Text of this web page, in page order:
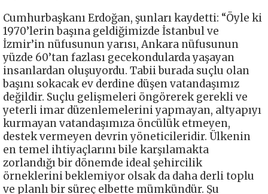
Cumhurbaşkanı Erdoğan, şunları kaydetti: “Öyle ki
1970’lerin başına geldiğimizde İstanbul ve
İzmir’in nüfusunun yarısı, Ankara nüfusunun
yüzde 60’tan fazlası gecekondularda yaşayan
insanlardan oluşuyordu. Tabii burada suçlu olan
başını sokacak ev derdine düşen vatandaşımız
değildir. Suçlu gelişmeleri öngörerek gerekli ve
yeterli imar düzenlemelerini yapmayan, altyapıyı
kurmayan vatandaşımıza öncülük etmeyen,
destek vermeyen devrin yöneticileridir. Ülkenin
en temel ihtiyaçlarını bile karşılamakta
zorlandığı bir dönemde ideal şehircilik
örneklerini beklemiyor olsak da daha derli toplu
ve planlı bir süreç elbette mümkündür. Şu